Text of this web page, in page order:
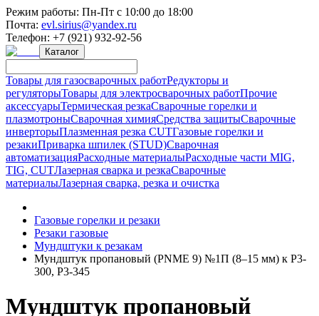
Режим работы: Пн-Пт с 10:00 до 18:00
Почта: evl.sirius@yandex.ru
Телефон: +7 (921) 932-92-56
Каталог
Товары для газосварочных работРедукторы и
регуляторыТовары для электросварочных работПрочие
аксессуарыТермическая резкаСварочные горелки и
плазмотроныСварочная химияСредства защитыСварочные
инверторыПлазменная резка CUTГазовые горелки и
резакиПриварка шпилек (STUD)Сварочная
автоматизацияРасходные материалыРасходные части MIG,
TIG, CUTЛазерная сварка и резкаСварочные
материалыЛазерная сварка, резка и очистка
Газовые горелки и резаки
Резаки газовые
Мундштуки к резакам
Мундштук пропановый (PNME 9) №1П (8–15 мм) к Р3-
300, Р3-345
Мундштук пропановый